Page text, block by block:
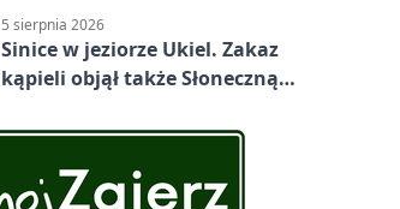
5 sierpnia 2026
Sinice w jeziorze Ukiel. Zakaz
kąpieli objął także Słoneczną